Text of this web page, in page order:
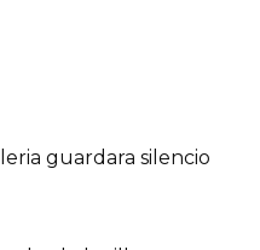
guardara silencio